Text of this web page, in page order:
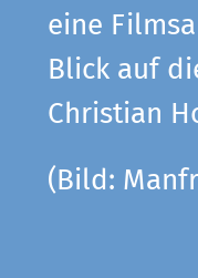
eine
Blick auf
Christian
(Bild: